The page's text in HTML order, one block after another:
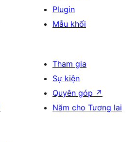
Plugin
Mẫu khối
Tham gia
Sự kiện
Quyên góp ↗
Năm cho Tương lai